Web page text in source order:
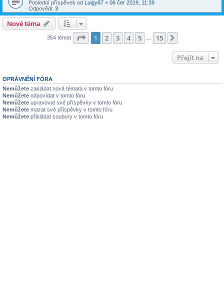
Poslední příspěvek od Luigy87 « 06 čer 2019, 11:39
Odpovědi: 3
Nové téma
354 témat Stránka z 15
1 2 3 4 5 15
Přejít na
OPRÁVNĚNÍ FÓRA
Nemůžete zakládat nová témata v tomto fóru
Nemůžete odpovídat v tomto fóru
Nemůžete upravovat své příspěvky v tomto fóru
Nemůžete mazat své příspěvky v tomto fóru
Nemůžete přikládat soubory v tomto fóru